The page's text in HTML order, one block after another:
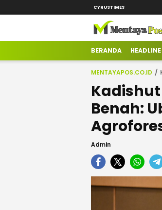
CYRUSTIMES
mentayapos.co.id
Terkini Mengabarkan
BERANDA HEADLINE
MENTAYAPOS.CO.ID
Benah:
Admin